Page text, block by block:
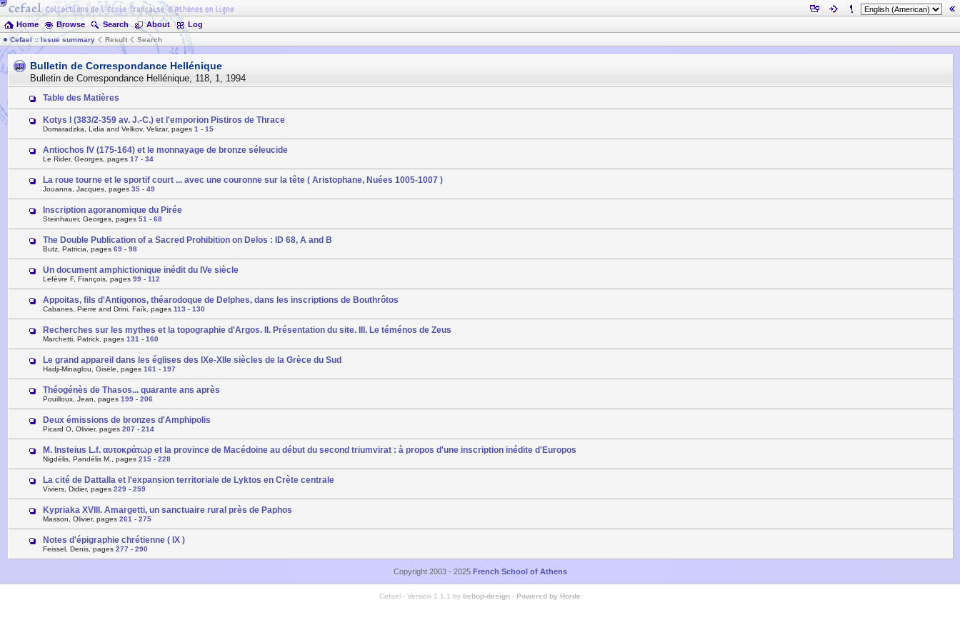
Home Browse Search About Log
Cefael :: Issue summary Result Search
Bulletin de Correspondance Hellénique
Bulletin de Correspondance Hellénique, 118, 1, 1994
Table des Matières
Kotys I (383/2-359 av. J.-C.) et l'emporion Pistiros de Thrace
Domaradzka, Lidia and Velkov, Velizar, pages 1 - 15
Antiochos IV (175-164) et le monnayage de bronze séleucide
Le Rider, Georges, pages 17 - 34
La roue tourne et le sportif court ... avec une couronne sur la tête ( Aristophane, Nuées 1005-1007 )
Jouanna, Jacques, pages 35 - 49
Inscription agoranomique du Pirée
Steinhauer, Georges, pages 51 - 68
The Double Publication of a Sacred Prohibition on Delos : ID 68, A and B
Butz, Patricia, pages 69 - 98
Un document amphictionique inédit du IVe siècle
Lefèvre F, François, pages 99 - 112
Appoitas, fils d'Antigonos, théarodoque de Delphes, dans les inscriptions de Bouthrôtos
Cabanes, Pierre and Drini, Faïk, pages 113 - 130
Recherches sur les mythes et la topographie d'Argos. II. Présentation du site. III. Le téménos de Zeus
Marchetti, Patrick, pages 131 - 160
Le grand appareil dans les églises des IXe-XIIe siècles de la Grèce du Sud
Hadji-Minaglou, Gisèle, pages 161 - 197
Théogénès de Thasos... quarante ans après
Pouilloux, Jean, pages 199 - 206
Deux émissions de bronzes d'Amphipolis
Picard O, Olivier, pages 207 - 214
M. Insteius L.f. αυτοκράτωρ et la province de Macédoine au début du second triumvirat : à propos d'une inscription inédite d'Europos
Nigdélis, Pandélis M., pages 215 - 228
La cité de Dattalla et l'expansion territoriale de Lyktos en Crète centrale
Viviers, Didier, pages 229 - 259
Kypriaka XVIII. Amargetti, un sanctuaire rural près de Paphos
Masson, Olivier, pages 261 - 275
Notes d'épigraphie chrétienne ( IX )
Feissel, Denis, pages 277 - 290
Copyright 2003 - 2025 French School of Athens
Cefael - Version 1.1.1 by bebop-design - Powered by Horde